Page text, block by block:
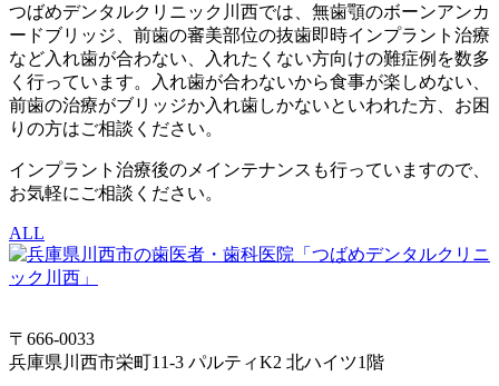
つばめデンタルクリニック川西では、無歯顎のボーンアンカ
ードブリッジ、前歯の審美部位の抜歯即時インプラント治療
など入れ歯が合わない、入れたくない方向けの難症例を数多
く行っています。入れ歯が合わないから食事が楽しめない、
前歯の治療がブリッジか入れ歯しかないといわれた方、お困
りの方はご相談ください。
インプラント治療後のメインテナンスも行っていますので、
お気軽にご相談ください。
ALL
〒666-0033
兵庫県川西市栄町11-3 パルティK2 北ハイツ1階